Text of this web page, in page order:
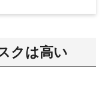
クは高い